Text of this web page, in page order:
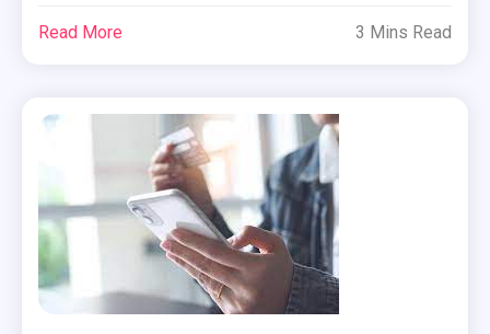
Read More 3 Mins Read